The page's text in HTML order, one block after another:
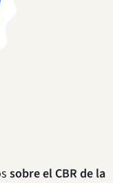
sobre el CBR de la